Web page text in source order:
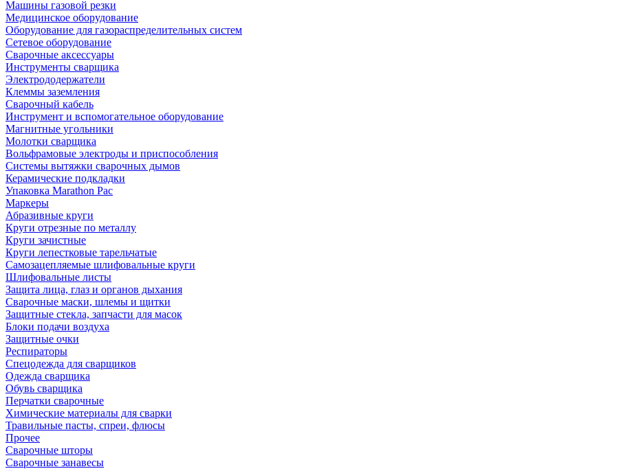
Машины газовой резки
Медицинское оборудование
Оборудование для газораспределительных систем
Сетевое оборудование
Сварочные аксессуары
Инструменты сварщика
Электрододержатели
Клеммы заземления
Сварочный кабель
Инструмент и вспомогательное оборудование
Магнитные угольники
Молотки сварщика
Вольфрамовые электроды и приспособления
Системы вытяжки сварочных дымов
Керамические подкладки
Упаковка Marathon Pac
Маркеры
Абразивные круги
Круги отрезные по металлу
Круги зачистные
Круги лепестковые тарельчатые
Самозацепляемые шлифовальные круги
Шлифовальные листы
Защита лица, глаз и органов дыхания
Сварочные маски, шлемы и щитки
Защитные стекла, запчасти для масок
Блоки подачи воздуха
Защитные очки
Респираторы
Спецодежда для сварщиков
Одежда сварщика
Обувь сварщика
Перчатки сварочные
Химические материалы для сварки
Травильные пасты, спреи, флюсы
Прочее
Сварочные шторы
Сварочные занавесы